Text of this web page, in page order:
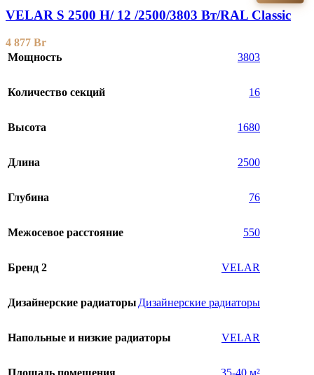
VELAR S 2500 H/ 12 /2500/3803 Вт/RAL Classic
4 877 Br
Мощность
3803
Количество секций 16
Высота 1680
Длина 2500
Глубина 76
Межосевое расстояние 550
Бренд 2 VELAR
Дизайнерские радиаторы Дизайнерские радиаторы
Напольные и низкие радиаторы VELAR
Площадь помещения
35-40 м²